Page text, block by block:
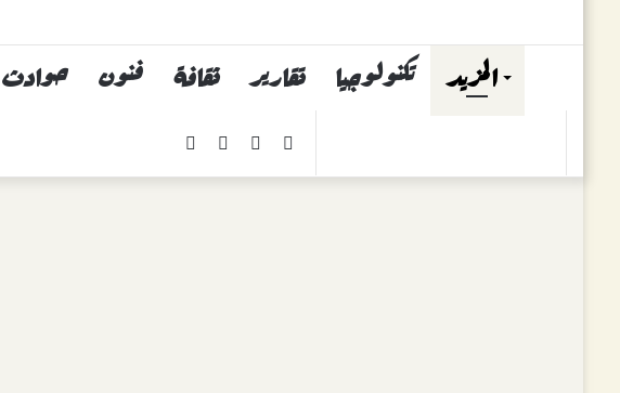
حوادث فنون ثقافة تقارير تكنولوجيا المزيد
ملخصانستقرام
يوتيوبفيسبوك